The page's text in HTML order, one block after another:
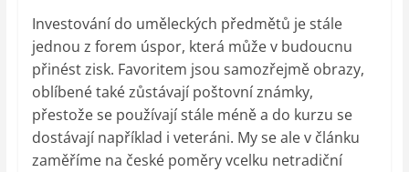
Investování do uměleckých předmětů je stále
jednou z forem úspor, která může v budoucnu
přinést zisk. Favoritem jsou samozřejmě obrazy,
oblíbené také zůstávají poštovní známky,
přestože se používají stále méně a do kurzu se
dostávají například i veteráni. My se ale v článku
zaměříme na české poměry vcelku netradiční